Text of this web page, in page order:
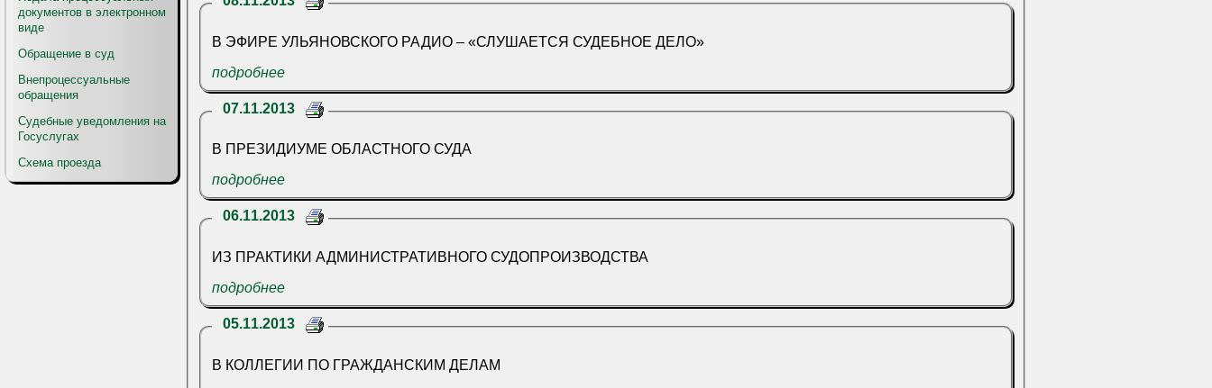
документов в электронном
виде
Обращение в суд
Внепроцессуальные
обращения
Судебные уведомления на
Госуслугах
Схема проезда
В ЭФИРЕ УЛЬЯНОВСКОГО РАДИО – «СЛУШАЕТСЯ СУДЕБНОЕ ДЕЛО»
подробнее
07.11.2013
В ПРЕЗИДИУМЕ ОБЛАСТНОГО СУДА
подробнее
06.11.2013
ИЗ ПРАКТИКИ АДМИНИСТРАТИВНОГО СУДОПРОИЗВОДСТВА
подробнее
05.11.2013
В КОЛЛЕГИИ ПО ГРАЖДАНСКИМ ДЕЛАМ